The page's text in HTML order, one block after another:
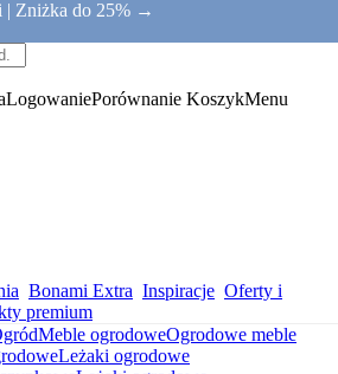
| Zniżka do 25% →
LogowaniePorównanie KoszykMenu
Bonami Extra Inspiracje Oferty i
premium
Meble ogrodoweOgrodowe meble
Leżaki ogrodowe